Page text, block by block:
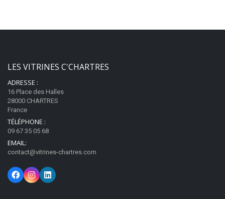
LES VITRINES C'CHARTRES
ADRESSE :
16 Place des Halles
28000 CHARTRES
France
TÉLÉPHONE :
09 67 35 05 68
EMAIL:
contact@vitrines-chartres.com